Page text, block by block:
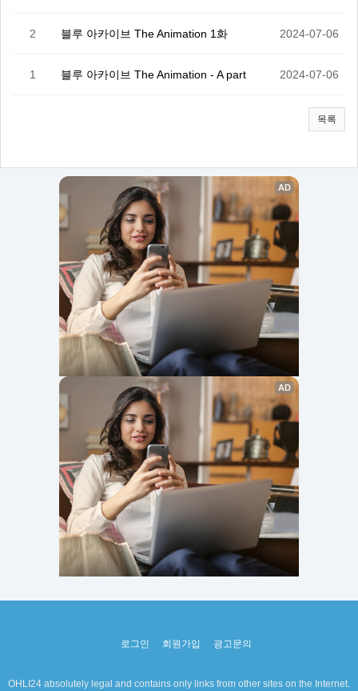
2 블루 아카이브 The Animation 1화 2024-07-06
1 블루 아카이브 The Animation - A part 2024-07-06
목록
로그인 회원가입 광고문의
OHLI24 absolutely legal and contains only links from other sites on the Internet.